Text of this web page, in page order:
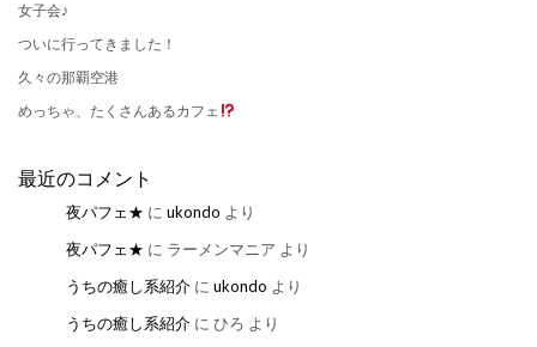
女子会♪
ついに行ってきました！
久々の那覇空港
めっちゃ、たくさんあるカフェ
最近のコメント
夜パフェ★ に ukondo より
夜パフェ★ に ラーメンマニア より
うちの癒し系紹介 に ukondo より
うちの癒し系紹介 に ひろ より